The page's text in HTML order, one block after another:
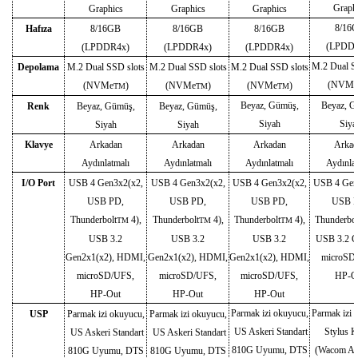
Graphics
Graphics
Graphics
Hafıza
8/16GB
(LPDDR4x)
8/16GB
(LPDDR4x)
8/16GB
(LPDDR4x)
8/
Depolama
M.2 Dual SSD slots
(NVMeTM)
M.2 Dual SSD slots
(NVMeTM)
M.2 Dual SSD slots
(NVMeTM)
M.2 Dual
(NVMe
Renk
Beyaz, Gümüş,
Siyah
Beyaz, Gümüş,
Siyah
Beyaz, Gümüş,
Siyah
Beyaz,
Klavye
Arkadan
Aydınlatmalı
Arkadan
Aydınlatmalı
Arkadan
Aydınlatmalı
I/O Port
USB 4 Gen3x2(x2,
USB PD,
ThunderboltTM4),
USB 3.2
Gen2x1(x2), HDMI,
microSD/UFS,
HP-Out
USB 4 Gen3x2(x2,
USB PD,
ThunderboltTM4),
USB 3.2
Gen2x1(x2), HDMI,
microSD/UFS,
HP-Out
USB 4 Gen3x2(x2,
USB PD,
ThunderboltTM4),
USB 3.2
Gen2x1(x2), HDMI,
microSD/UFS,
HP-Out
USB 4
USB
USB 3.2
HP-
USP
Parmak izi okuyucu,
US Askeri Standart
810G Uyumu, DTS
Parmak izi okuyucu,
US Askeri Standart
810G Uyumu, DTS
Parmak izi okuyucu,
US Askeri Standart
810G Uyumu, DTS
Parmak izi
Stylus
(Wacom